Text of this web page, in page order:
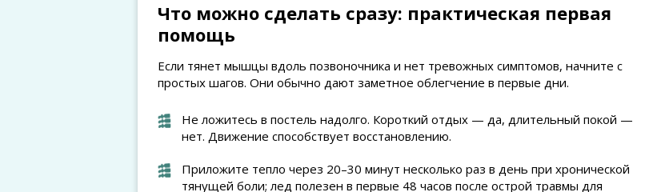
Что можно сделать сразу: практическая первая
помощь
Если тянет мышцы вдоль позвоночника и нет тревожных симптомов, начните с
простых шагов. Они обычно дают заметное облегчение в первые дни.
Не ложитесь в постель надолго. Короткий отдых — да, длительный покой —
нет. Движение способствует восстановлению.
Приложите тепло через 20–30 минут несколько раз в день при хронической
тянущей боли; лед полезен в первые 48 часов после острой травмы для